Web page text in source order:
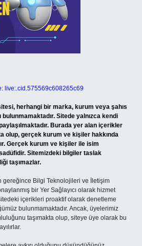
live:.cid.575569c608265c69
herhangi bir marka, kurum veya şahıs
Sitede yalnızca kendi
paylaşılmaktadır. Burada yer alan içerikler
olup, gerçek kurum ve kişiler hakkında
Gerçek kurum ve kişiler ile isim
Sitemizdeki bilgiler taslak
taşımazlar.
gereğince Bilgi Teknolojileri ve İletişim
bir Yer Sağlayıcı olarak hizmet
içerikleri proaktif olarak denetleme
bulunmamaktadır. Ancak, üyelerimiz
taşımakta olup, siteye üye olarak bu